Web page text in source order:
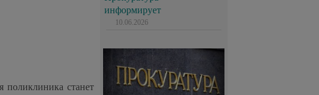
поликлиника станет
информирует
10.06.2026